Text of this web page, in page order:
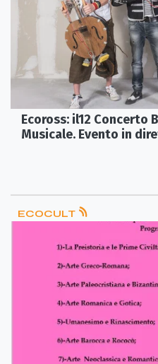
Ecoross: il12 Concerto
Musicale. Evento in
ECOCULT